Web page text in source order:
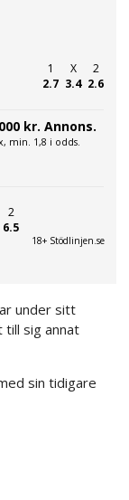
1
2.7
X
3.4
2
2.6
kr. Annons.
min. 1,8 i odds.
2
6.5
18+ Stödlinjen.se
under sitt
till sig annat
sin tidigare